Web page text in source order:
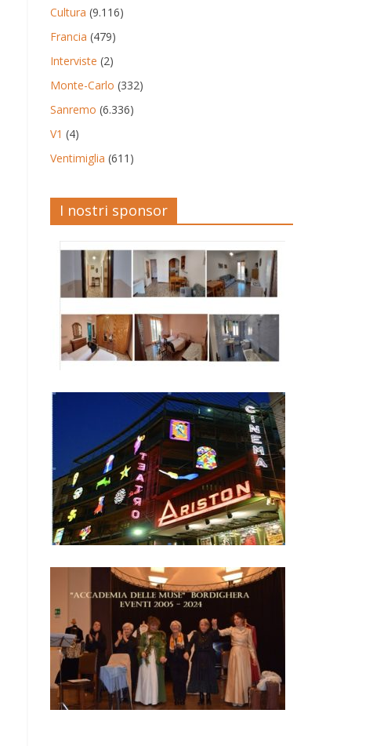
Cultura (9.116)
Francia (479)
Interviste (2)
Monte-Carlo (332)
Sanremo (6.336)
V1 (4)
Ventimiglia (611)
I nostri sponsor